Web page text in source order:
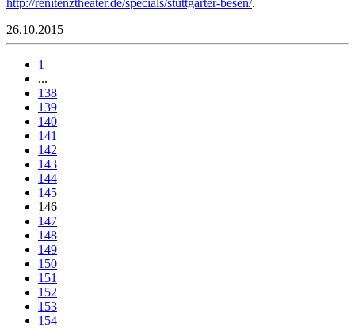
26.10.2015
1
...
138
139
140
141
142
143
144
145
146
147
148
149
150
151
152
153
154